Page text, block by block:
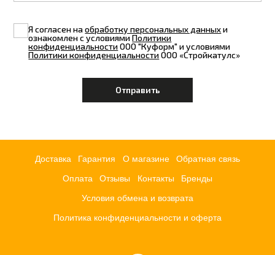
Я согласен наобработку персональных данныхи
ознакомлен с условиямиПолитики
конфиденциальностиООО "Куформ" и условиями
Политики конфиденциальностиООО «Стройкатулс»
Доставка Гарантия О магазине Обратная связь
Оплата Отзывы Контакты Бренды
Условия обмена и возврата
Политика конфиденциальности и оферта